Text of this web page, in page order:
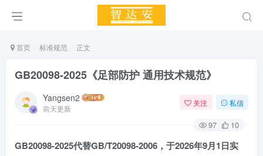
首页 标准规范 正文
GB20098-2025《足部防护 通用技术规范》
Yangsen2
前天更新
关注 私信
97 10
GB20098-2025代替GB/T20098-2006 ， 于2026年9月1日实